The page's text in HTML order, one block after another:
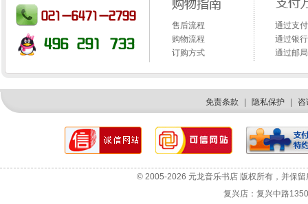
售后流程
购物流程
订购方式
通过支
通过银
通过邮
网站故障报告
选机咨询
投诉与建议
免责条款 隐私保护 咨
© 2005-2026 元龙音乐书店 版权所有，并保留
复兴店：复兴中路